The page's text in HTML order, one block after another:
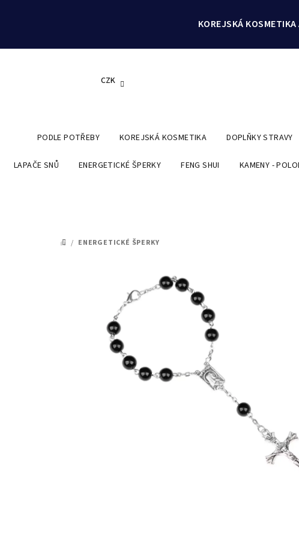
KOREJSKÁ
CZK
PODLE POTŘEBY KOREJSKÁ KOSMETIKA DOPLŇKY STRAVY
LAPAČE SNŮ ENERGETICKÉ ŠPERKY FENG SHUI KAMENY -
DOMŮ
/ ENERGETICKÉ ŠPERKY